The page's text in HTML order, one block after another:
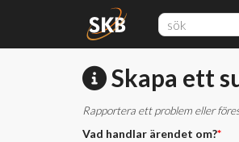
Skapa ett
Rapportera ett problem eller
Vad handlar ärendet om?*